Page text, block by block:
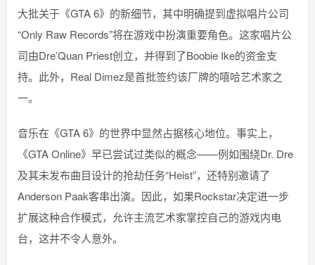
大批关于《GTA 6》的新细节，其中明确提到虚拟唱片公司
“Only Raw Records”将在游戏中扮演重要角色。这家唱片公
司由Dre’Quan Priest创立，并得到了Boobie Ike的资金支
持。此外，Real Dimez是首批签约该厂牌的嘻哈艺术家之
一。
音乐在《GTA 6》的世界中显然占据核心地位。事实上，
《GTA Online》早已尝试过类似的概念——例如围绕Dr. Dre
及其未发布曲目设计的抢劫任务“Heist”，还特别邀请了
Anderson Paak客串出演。因此，如果Rockstar决定进一步
扩展这种合作模式，允许主流艺术家掌控自己的游戏内电
台，这并不令人意外。